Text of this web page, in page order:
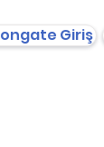
Giriş